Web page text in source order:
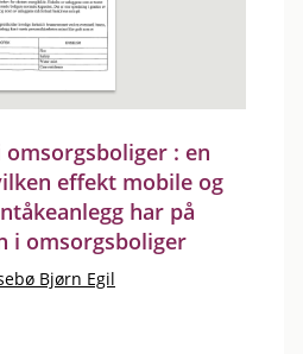
omsorgsboliger : en
effekt mobile og
har på
i omsorgsboliger
Bjørn Egil